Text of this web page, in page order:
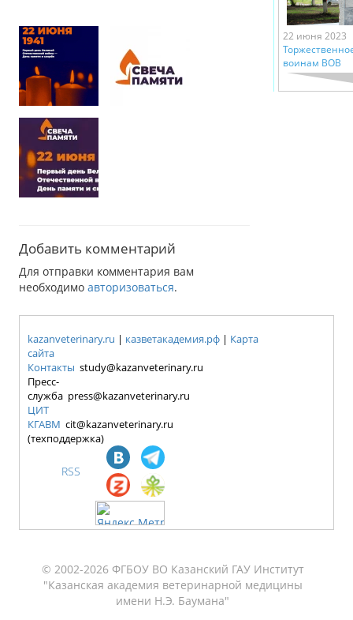
Добавить комментарий
Для отправки комментария вам
необходимо авторизоваться.
22 июня 2023
воинам ВОВ
kazanveterinary.ru | казветакадемия.рф | Карта
сайта
Контакты study@kazanveterinary.ru
Пресс-
служба press@kazanveterinary.ru
ЦИТ
КГАВМ cit@kazanveterinary.ru
(техподдержка)
RSS
© 2002-2026 ФГБОУ ВО Казанский ГАУ Институт
"Казанская академия ветеринарной медицины
имени Н.Э. Баумана"